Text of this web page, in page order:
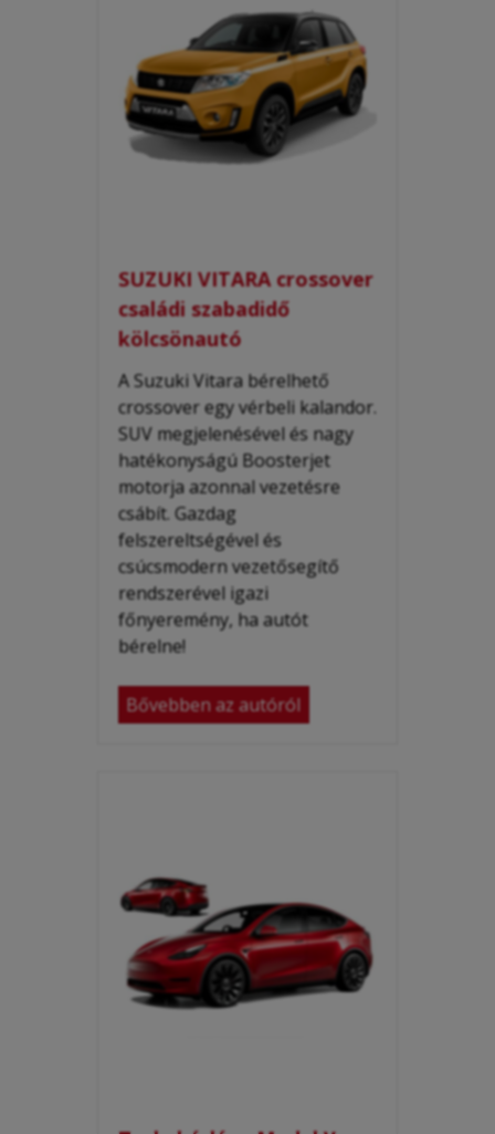
SUZUKI VITARA crossover
családi szabadidő
kölcsönautó
A Suzuki Vitara bérelhető
crossover egy vérbeli kalandor.
SUV megjelenésével és nagy
hatékonyságú Boosterjet
motorja azonnal vezetésre
csábít. Gazdag
felszereltségével és
csúcsmodern vezetősegítő
rendszerével igazi
főnyeremény, ha autót
bérelne!
Bővebben az autóról